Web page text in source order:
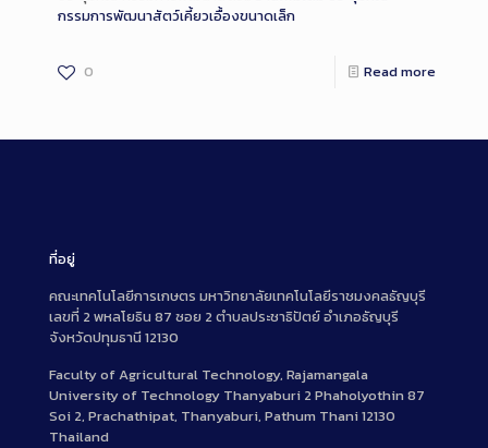
กรรมการพัฒนาสัตว์เคี้ยวเอื้องขนาดเล็ก
0 Read more
ที่อยู่
คณะเทคโนโลยีการเกษตร มหาวิทยาลัยเทคโนโลยีราชมงคลธัญบุรี
เลขที่ 2 พหลโยธิน 87 ซอย 2 ตำบลประชาธิปัตย์ อำเภอธัญบุรี
จังหวัดปทุมธานี 12130
Faculty of Agricultural Technology, Rajamangala
University of Technology Thanyaburi 2 Phaholyothin 87
Soi 2, Prachathipat, Thanyaburi, Pathum Thani 12130
Thailand